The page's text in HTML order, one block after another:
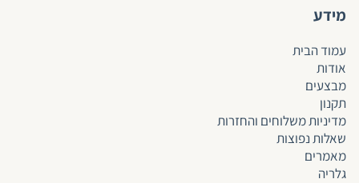
מידע
עמוד הבית
אודות
מבצעים
תקנון
מדיניות משלוחים והחזרות
שאלות נפוצות
מאמרים
גלריה